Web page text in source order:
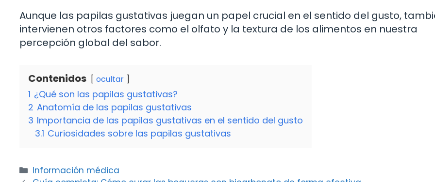
Aunque las papilas gustativas juegan un papel crucial en el sentido del gusto,
intervienen otros factores como el olfato y la textura de los alimentos en nuestra
percepción global del sabor.
Contenidos ocultar
1 ¿Qué son las papilas gustativas?
2 Anatomía de las papilas gustativas
3 Importancia de las papilas gustativas en el sentido del gusto
3.1 Curiosidades sobre las papilas gustativas
Categorías
Información médica